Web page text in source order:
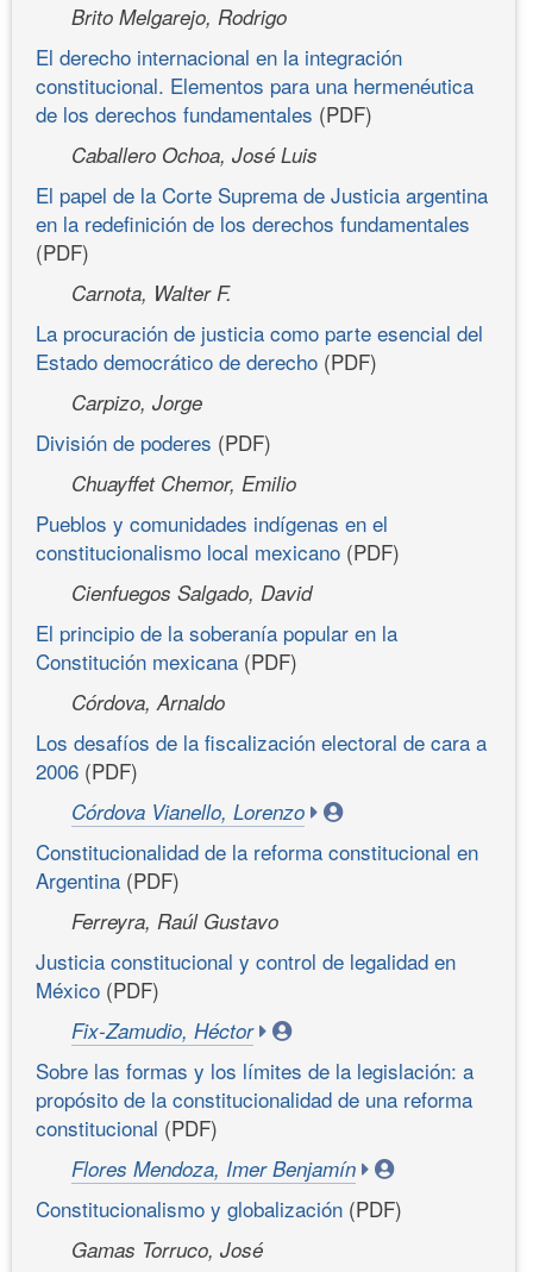
Brito Melgarejo, Rodrigo
El derecho internacional en la integración
constitucional. Elementos para una hermenéutica
de los derechos fundamentales (PDF)
Caballero Ochoa, José Luis
El papel de la Corte Suprema de Justicia argentina
en la redefinición de los derechos fundamentales
(PDF)
Carnota, Walter F.
La procuración de justicia como parte esencial del
Estado democrático de derecho (PDF)
Carpizo, Jorge
División de poderes (PDF)
Chuayffet Chemor, Emilio
Pueblos y comunidades indígenas en el
constitucionalismo local mexicano (PDF)
Cienfuegos Salgado, David
El principio de la soberanía popular en la
Constitución mexicana (PDF)
Córdova, Arnaldo
Los desafíos de la fiscalización electoral de cara a
2006 (PDF)
Córdova Vianello, Lorenzo
Constitucionalidad de la reforma constitucional en
Argentina (PDF)
Ferreyra, Raúl Gustavo
Justicia constitucional y control de legalidad en
México (PDF)
Fix-Zamudio, Héctor
Sobre las formas y los límites de la legislación: a
propósito de la constitucionalidad de una reforma
constitucional (PDF)
Flores Mendoza, Imer Benjamín
Constitucionalismo y globalización (PDF)
Gamas Torruco, José